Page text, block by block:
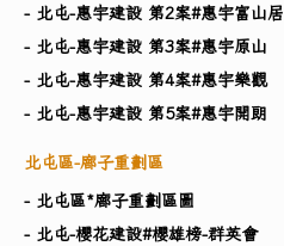
- 北屯-惠宇建設 第2案#惠宇富山居
- 北屯-惠宇建設 第3案#惠宇原山
- 北屯-惠宇建設 第4案#惠宇樂觀
- 北屯-惠宇建設 第5案#惠宇開朗
北屯區-廍子重劃區
- 北屯區*廍子重劃區圖
- 北屯-櫻花建設#櫻雄榜-群英會